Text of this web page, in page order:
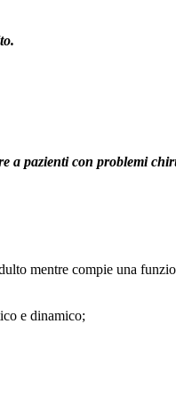
a pazienti con problemi
mentre compie una
e dinamico;